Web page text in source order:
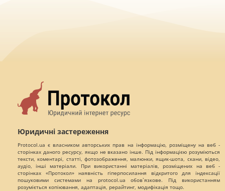
Юридичні застереження
Protocol.ua є власником авторських прав на інформацію, розміщену на веб -
сторінках даного ресурсу, якщо не вказано інше. Під інформацією розуміються
тексти, коментарі, статті, фотозображення, малюнки, ящик-шота, скани, відео,
аудіо, інші матеріали. При використанні матеріалів, розміщених на веб -
сторінках «Протокол» наявність гіперпосилання відкритого для індексації
пошуковими системами на protocol.ua обов`язкове. Під використанням
розуміється копіювання, адаптація, рерайтинг, модифікація тощо.